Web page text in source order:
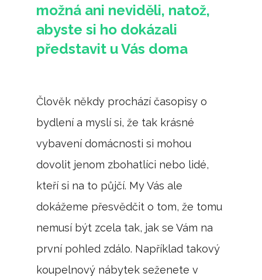
možná ani neviděli, natož,
abyste si ho dokázali
představit u Vás doma
Člověk někdy prochází časopisy o
bydlení a myslí si, že tak krásné
vybavení domácnosti si mohou
dovolit jenom zbohatlíci nebo lidé,
kteří si na to půjčí. My Vás ale
dokážeme přesvědčit o tom, že tomu
nemusí být zcela tak, jak se Vám na
první pohled zdálo. Například takový
koupelnový nábytek seženete v